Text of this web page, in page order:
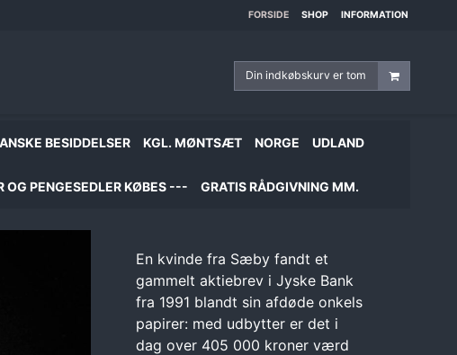
FORSIDE SHOP INFORMATION
Din indkøbskurv er tom
BESIDDELSER KGL. MØNTSÆT NORGE UDLAND
PENGESEDLER KØBES --- GRATIS RÅDGIVNING MM.
En kvinde fra Sæby fandt et
gammelt aktiebrev i Jyske Bank
fra 1991 blandt sin afdøde onkels
papirer: med udbytter er det i
dag over 405 000 kroner værd